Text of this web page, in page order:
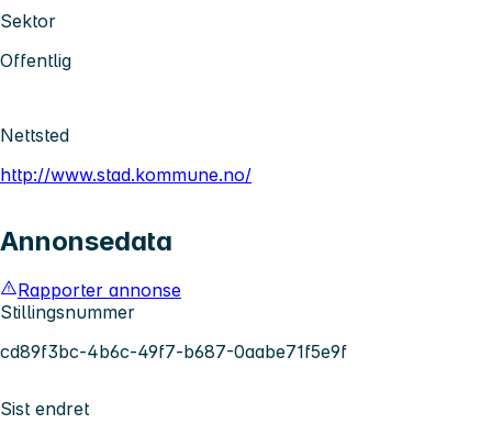
Sektor
Offentlig
Nettsted
http://www.stad.kommune.no/
Annonsedata
Rapporter annonse
Stillingsnummer
cd89f3bc-4b6c-49f7-b687-0aabe71f5e9f
Sist endret